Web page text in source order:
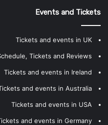
Events and Tickets
Tickets and events in UK
Tickets and Reviews
Tickets and events in Ireland
and events in Australia
Tickets and events in USA
and events in Germany